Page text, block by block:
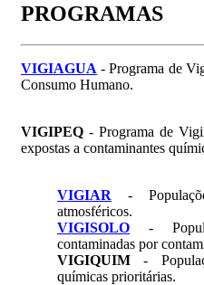
PROGRAMAS
VIGIAGUA - Programa de
Consumo Humano.
VIGIPEQ - Programa de
expostas a contaminantes
VIGIAR -
atmosféricos.
VIGISOLO -
contaminadas por
VIGIQUIM -
químicas prioritárias.